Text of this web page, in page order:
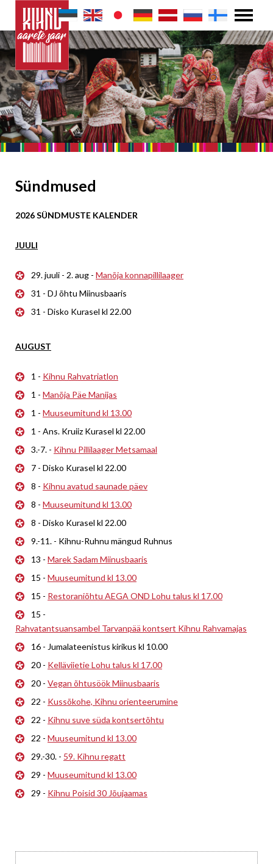
Sündmused
2026 SÜNDMUSTE KALENDER
JUULI
29. juuli - 2. aug - Manõja konnapillilaager
31 - DJ õhtu Miinusbaaris
31 - Disko Kurasel kl 22.00
AUGUST
1 - Kihnu Rahvatriatlon
1 - Manõja Päe Manijas
1 - Muuseumitund kl 13.00
1 - Ans. Kruiiz Kurasel kl 22.00
3.-7. - Kihnu Pillilaager Metsamaal
7 - Disko Kurasel kl 22.00
8 - Kihnu avatud saunade päev
8 - Muuseumitund kl 13.00
8 - Disko Kurasel kl 22.00
9.-11. - Kihnu-Ruhnu mängud Ruhnus
13 - Marek Sadam Miinusbaaris
15 - Muuseumitund kl 13.00
15 - Restoraniõhtu AEGA OND Lohu talus kl 17.00
15 -
Rahvatantsuansambel Tarvanpää kontsert Kihnu Rahvamajas
16 - Jumalateenistus kirikus kl 10.00
20 - Kelläviietie Lohu talus kl 17.00
20 - Vegan õhtusöök Miinusbaaris
22 - Kussõkohe, Kihnu orienteerumine
22 - Kihnu suve süda kontsertõhtu
22 - Muuseumitund kl 13.00
29.-30. - 59. Kihnu regatt
29 - Muuseumitund kl 13.00
29 - Kihnu Poisid 30 Jõujaamas